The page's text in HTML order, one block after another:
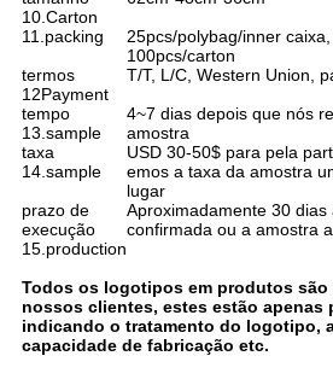
10.Carton
11.packing
25pcs/polybag/inner
100pcs/carton
termos
12Payment
T/T, L/C, Western Union,
tempo
13.sample
4~7 dias depois que nós
amostra
taxa
14.sample
USD 30-50$ para pela
emos a taxa da amostra
lugar
prazo de
execução
15.production
Aproximadamente 30 dias
confirmada ou a amostra
Todos os logotipos em produtos são
nossos clientes, estes estão apenas
indicando o tratamento do logotipo,
capacidade de fabricação etc.